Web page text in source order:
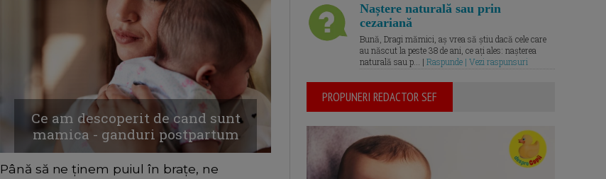
Ce am descoperit de cand sunt
mamica - ganduri postpartum
Până să ne ținem puiul în brațe, ne
Naștere naturală sau prin
cezariană
Bună, Dragi mămici, aș vrea să știu dacă cele care
au născut la peste 38 de ani, ce ați ales: nașterea
naturală sau p... | Raspunde | Vezi raspunsuri
PROPUNERI REDACTOR SEF